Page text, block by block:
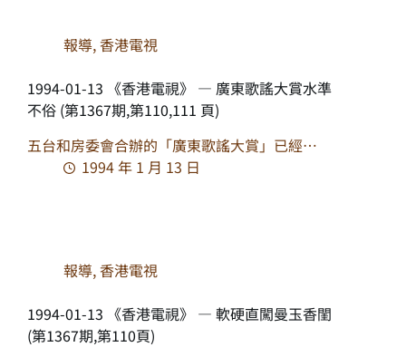
報導,香港電視
1994-01-13 《香港電視》 — 廣東歌謠大賞水準
不俗 (第1367期,第110,111 頁)
五台和房委會合辦的「廣東歌謠大賞」已經…
1994 年 1 月 13 日
報導,香港電視
1994-01-13 《香港電視》 — 軟硬直闖曼玉香閨
(第1367期,第110頁)